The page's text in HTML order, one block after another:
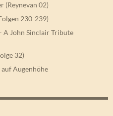
(Reynevan 02)
230-239)
A John Sinclair Tribute
32)
Augenhöhe